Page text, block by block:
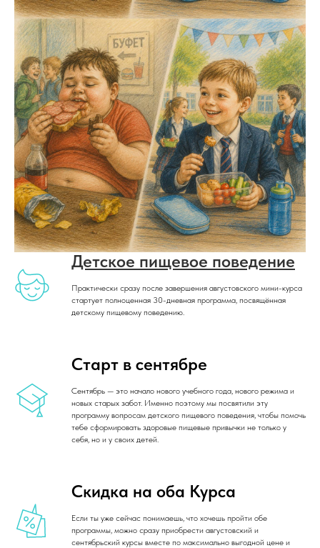
Детское пищевое поведение
Практически сразу после завершения августовского мини-курса
стартует полноценная 30-дневная программа, посвящённая
детскому пищевому поведению.
Старт в сентябре
Сентябрь — это начало нового учебного года, нового режима и
новых старых забот. Именно поэтому мы посвятили эту
программу вопросам детского пищевого поведения, чтобы помочь
тебе сформировать здоровые пищевые привычки не только у
себя, но и у своих детей.
Скидка на оба Курса
Если ты уже сейчас понимаешь, что хочешь пройти обе
программы, можно сразу приобрести августовский и
сентябрьский курсы вместе по максимально выгодной цене и